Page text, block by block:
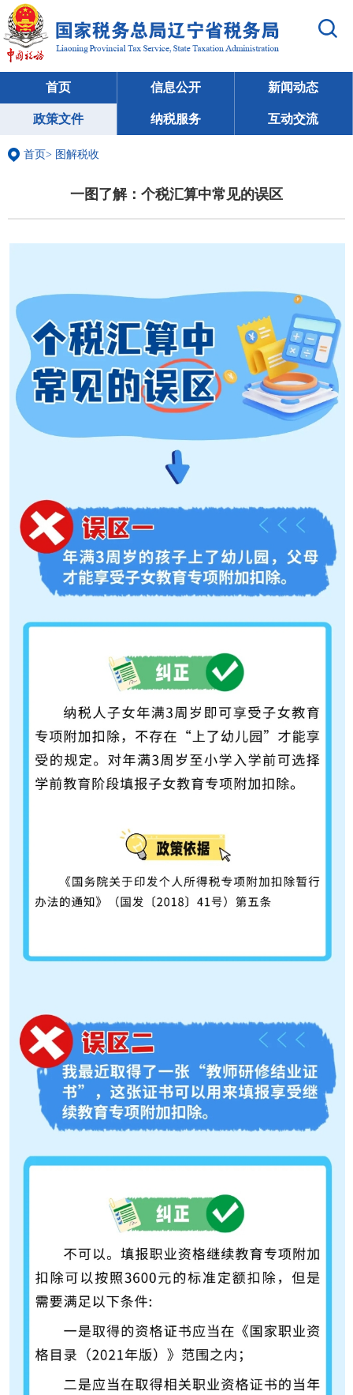
首页 信息公开 新闻动态
政策文件 纳税服务 互动交流
首页> 图解税收
一图了解：个税汇算中常见的误区